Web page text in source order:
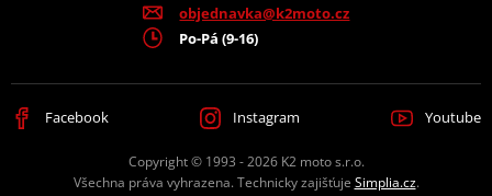
objednavka@k2moto.cz
Po-Pá (9-16)
Facebook Instagram Youtube
Copyright © 1993 - 2026 K2 moto s.r.o.
Všechna práva vyhrazena. Technicky zajišťuje Simplia.cz.